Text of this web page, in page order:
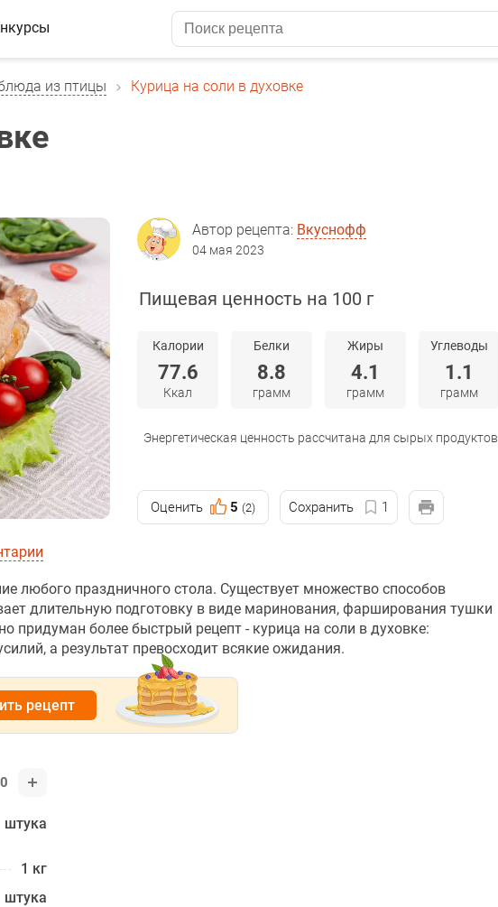
из птицы Курица на соли в духовке
Автор рецепта: Вкуснофф
04 мая 2023
Пищевая ценность на 100 г
Калории
77.6
Ккал
Белки
8.8
грамм
Жиры
4.1
грамм
Углеводы
1.1
грамм
Энергетическая ценность рассчитана для сырых продуктов
Оценить 5 (2) Сохранить 1
любого праздничного стола. Существует множество способов
длительную подготовку в виде маринования, фарширования тушки
более быстрый рецепт - курица на соли в духовке:
а результат превосходит всякие ожидания.
рецепт
штука
1 кг
штука